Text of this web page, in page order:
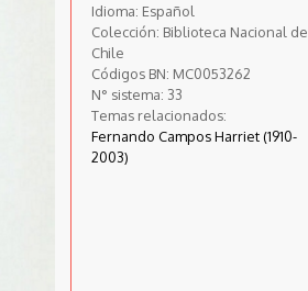
Idioma: Español
Colección: Biblioteca Nacional de
Chile
Códigos BN: MC0053262
N° sistema: 33
Temas relacionados:
Fernando Campos Harriet (1910-
2003)